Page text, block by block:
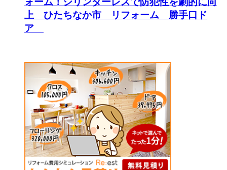
上 ひたちなか市 リフォーム 勝手口ド
ア